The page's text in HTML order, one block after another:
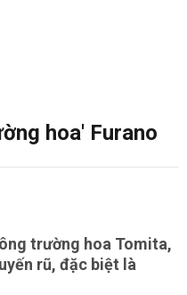
hoa' Furano
trường hoa Tomita,
rũ, đặc biệt là